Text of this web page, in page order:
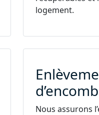
logement.
Nous assurons